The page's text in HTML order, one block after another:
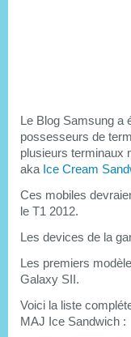
Le Blog Samsung a
possesseurs de
plusieurs terminaux
aka Ice Cream
Ces mobiles
le T1 2012.
Les devices de la
Les premiers
Galaxy SII.
Voici la liste
MAJ Ice Sandwich :